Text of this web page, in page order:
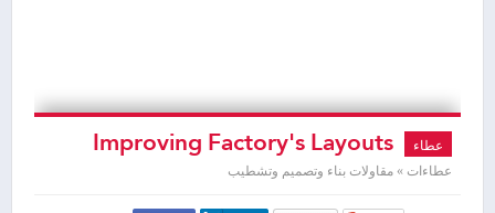
عطاء
عطاءات » مقاولات بناء وتصميم وتشطيب